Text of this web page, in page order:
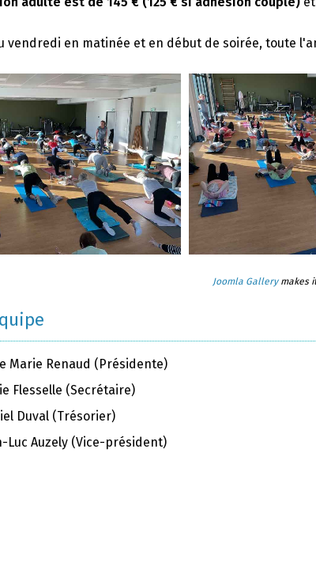
vendredi en matinée et en début de soirée, toute
Joomla Gallerymakes
Marie Renaud (Présidente)
Flesselle (Secrétaire)
Duval (Trésorier)
Luc Auzely (Vice-président)